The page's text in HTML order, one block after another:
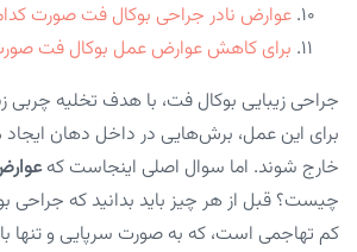
عوارض نادر جراحی بوکال فت صورت
برای کاهش عوارض عمل بوکال فت
جراحی زیبایی بوکال فت، با هدف تخلیه چربی
برای این عمل، برش‌هایی در داخل دهان ایجاد
خارج شوند. اما سوال اصلی اینجاست که
چیست؟ قبل از هر چیز باید بدانید که
کم تهاجمی است، که به صورت سرپایی و